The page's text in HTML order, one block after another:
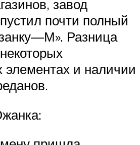
завод
почти полный
Разница
элементах и наличии